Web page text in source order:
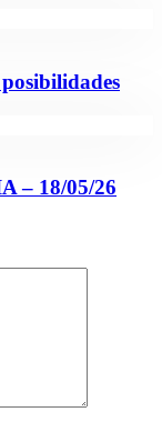
– 18/05/26